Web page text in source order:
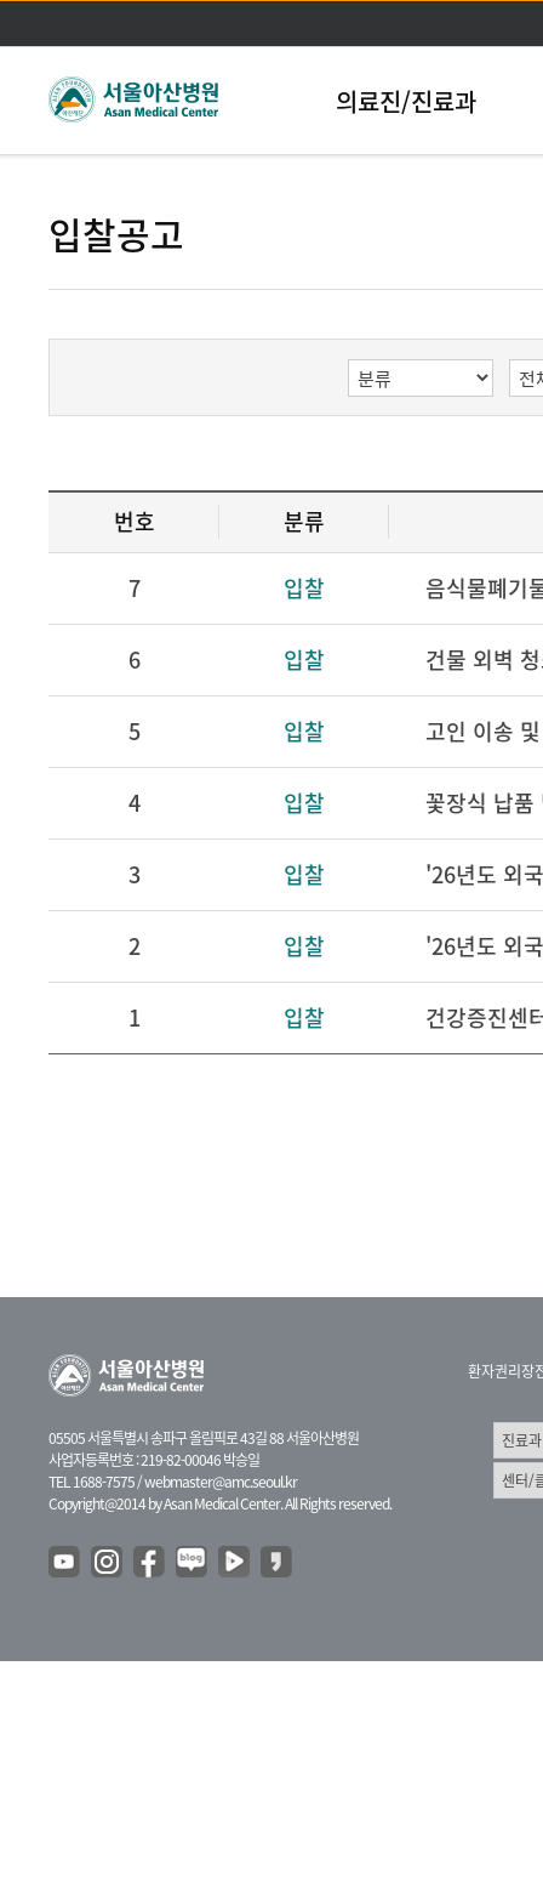
본문바로가기
의료진/진료과
입찰공고
번호 분류
7 입찰 음식물폐기
6 입찰 건물 외벽
5 입찰 고인 이송
4 입찰 꽃장식 납품
3 입찰 '26년도 외
2 입찰
1 입찰 건강증진센
05505 서울특별시 송파구 올림픽로 43길 88 서울아산병원
사업자등록번호 : 219-82-00046 박승일
TEL 1688-7575 /webmaster@amc.seoul.kr
Copyright@2014 by Asan Medical Center. All Rights reserved.
환자권리장